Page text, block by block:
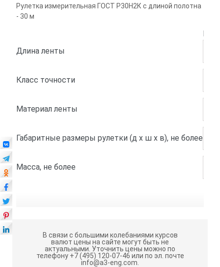
Рулетка измерительная ГОСТ Р30Н2К с длиной полотна
- 30 м
Длина ленты
Класс точности
Материал ленты
Габаритные размеры рулетки (д x ш x в), не более
Масса, не более
В связи с большими колебаниями курсов
валют цены на сайте могут быть не
актуальными. Уточнить цены можно по
телефону +7 (495) 120-07-46 или по эл. почте
info@a3-eng.com.